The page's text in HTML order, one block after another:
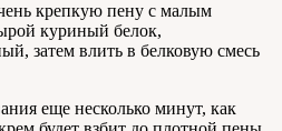
крепкую пену с малым
куриный белок,
затем влить в белковую смесь
еще несколько минут, как